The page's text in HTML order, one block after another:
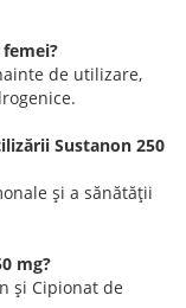
de utilizare,
Sustanon 250
și a sănătății
mg?
și Cipionat de